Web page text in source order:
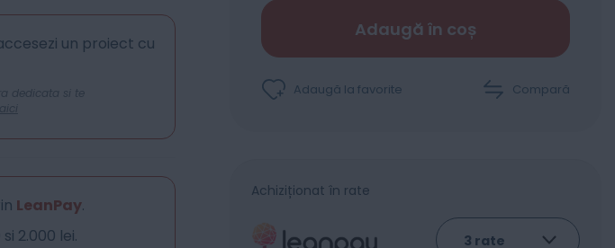
un proiect cu
dedicata si te
LeanPay.
2.000 lei.
Adaugă în coș
Adaugă la favorite Compară
Achiziționat în rate